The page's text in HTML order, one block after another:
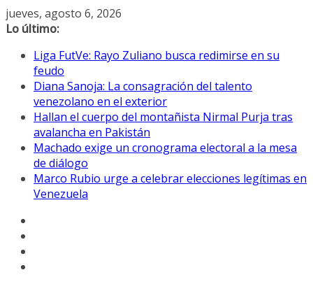
Saltar
al
jueves, agosto 6, 2026
Lo último:
Liga FutVe: Rayo Zuliano busca redimirse en su
feudo
Diana Sanoja: La consagración del talento
venezolano en el exterior
Hallan el cuerpo del montañista Nirmal Purja tras
avalancha en Pakistán
Machado exige un cronograma electoral a la mesa
de diálogo
Marco Rubio urge a celebrar elecciones legítimas en
Venezuela